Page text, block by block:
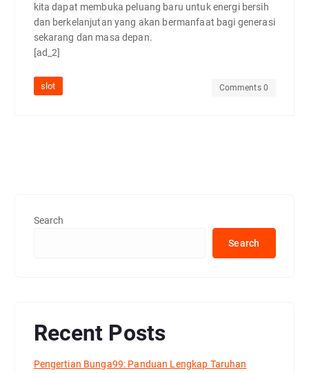
kita dapat membuka peluang baru untuk energi bersih
dan berkelanjutan yang akan bermanfaat bagi generasi
sekarang dan masa depan.
[ad_2]
slot Comments 0
Search
Search
Recent Posts
Pengertian Bunga99: Panduan Lengkap Taruhan